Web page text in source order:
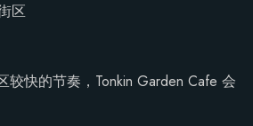
区
较快的节奏，Tonkin Garden Cafe 会